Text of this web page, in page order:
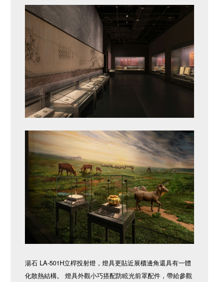
湯石 LA-501H立桿投射燈，燈具更貼近展櫃邊角還具有一體
化散熱結構。 燈具外觀小巧搭配防眩光前罩配件，帶給參觀